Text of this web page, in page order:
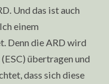
Und das ist auch
einem
Denn die ARD wird
übertragen und
dass sich diese